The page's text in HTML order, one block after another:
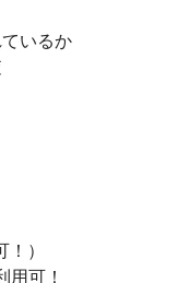
いるか
）
可！